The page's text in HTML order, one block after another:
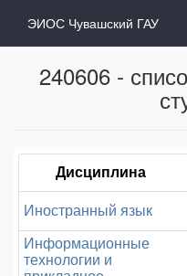
ЭИОС Чувашский ГАУ
240606 -
Дисциплина
Иностранный язык
Информационные
технологии и